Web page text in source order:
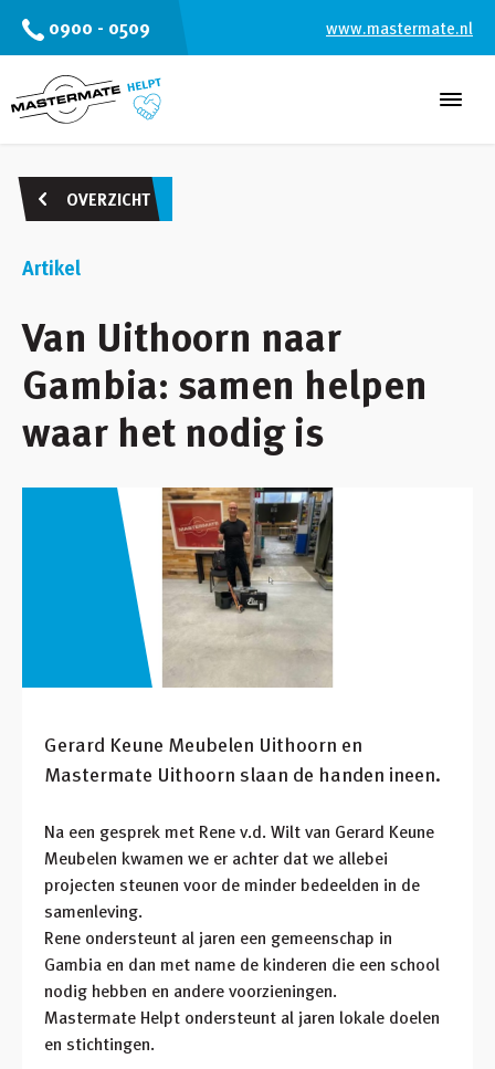
0900 - 0509 www.mastermate.nl
OVERZICHT
Artikel
Van Uithoorn naar
Gambia: samen helpen
waar het nodig is
Gerard Keune Meubelen Uithoorn en
Mastermate Uithoorn slaan de handen ineen.
Na een gesprek met Rene v.d. Wilt van Gerard Keune
Meubelen kwamen we er achter dat we allebei
projecten steunen voor de minder bedeelden in de
samenleving.
Rene ondersteunt al jaren een gemeenschap in
Gambia en dan met name de kinderen die een school
nodig hebben en andere voorzieningen.
Mastermate Helpt ondersteunt al jaren lokale doelen
en stichtingen.